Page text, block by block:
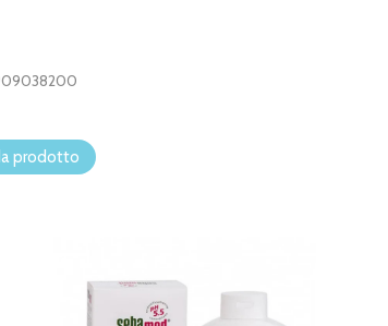
prodotto